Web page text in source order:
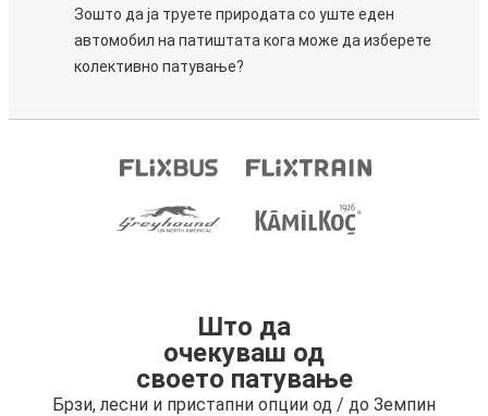
Зошто да ја труете природата со уште еден
автомобил на патиштата кога може да изберете
колективно патување?
Што да
очекуваш од
своето патување
Брзи, лесни и пристапни опции од / до Земпин